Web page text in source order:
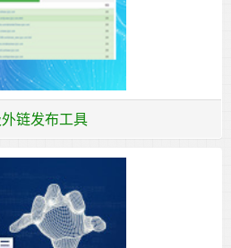
链发布工具